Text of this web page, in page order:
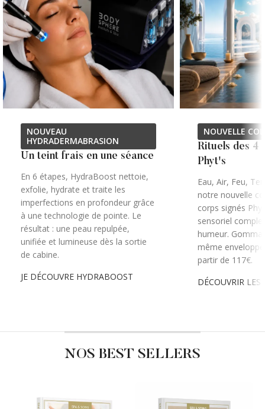
NOUVEAU
HYDRADERMABRASION
Un teint frais en une séance
En 6 étapes, HydraBoost nettoie,
exfolie, hydrate et traite les
imperfections en profondeur grâce
à une technologie de pointe. Le
résultat : une peau repulpée,
unifiée et lumineuse dès la sortie
de cabine.
JE DÉCOUVRE HYDRABOOST
NOUVELLE
Rituels des 4
Phyt's
Eau, Air, Feu,
notre nouvelle
corps signés
sensoriel
humeur.
même
partir de 117€.
DÉCOUVRIR LES
NOS BEST SELLERS